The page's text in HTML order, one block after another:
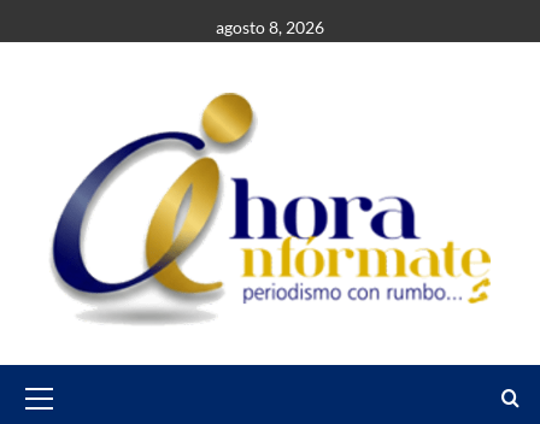
al
agosto 8, 2026
Menu